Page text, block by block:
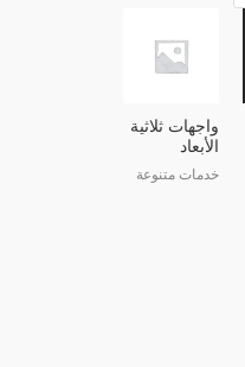
واجهات ثلاثية
الأبعاد
خدمات متنوعة